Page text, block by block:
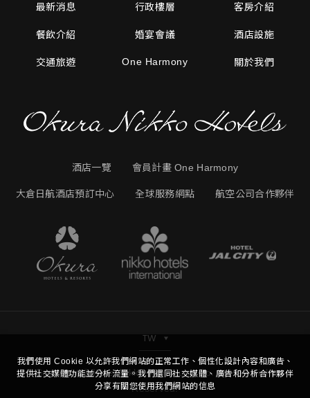
最新消息 行政樓層 客房介紹
餐飲介紹 婚宴會議 酒店設施
交通旅遊 One Harmony 關於我們
酒店一覽 會員計畫 One Harmony
大倉日航酒店預訂中心 全球服務網點 航空公司合作夥伴
Copyright © Hotel Nikko Kaohsiung Co.,Ltd. All Right
Reserved.
TW
我們使用 Cookie 以允許我們網站的正常工作、個性化設計內容和廣告、
提供社交媒體功能並分析流量。我們還同社交媒體、廣告和分析合作夥伴
分享有關您使用我們網站的信息